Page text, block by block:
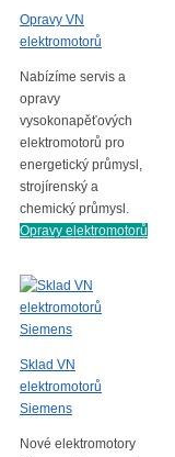
Opravy VN
elektromotorů
Nabízíme servis a
opravy
vysokonapěťových
elektromotorů pro
energetický průmysl,
strojírenský a
chemický průmysl.
Opravy elektromotorů
Sklad VN
elektromotorů
Siemens
Nové elektromotory